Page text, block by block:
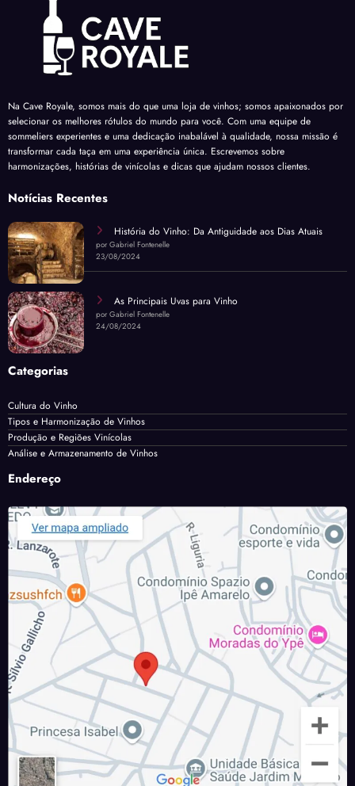
Na Cave Royale, somos mais do que uma loja de vinhos; somos apaixonados por
selecionar os melhores rótulos do mundo para você. Com uma equipe de
sommeliers experientes e uma dedicação inabalável à qualidade, nossa missão é
transformar cada taça em uma experiência única. Escrevemos sobre
harmonizações, histórias de vinícolas e dicas que ajudam nossos clientes.
Notícias Recentes
História do Vinho: Da Antiguidade aos Dias Atuais
por Gabriel Fontenelle
23/08/2024
As Principais Uvas para Vinho
por Gabriel Fontenelle
24/08/2024
Categorias
Cultura do Vinho
Tipos e Harmonização de Vinhos
Produção e Regiões Vinícolas
Análise e Armazenamento de Vinhos
Endereço